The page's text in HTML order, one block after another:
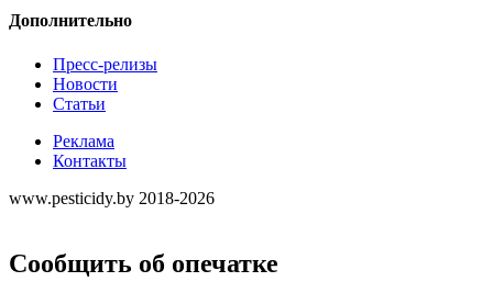
Дополнительно
Пресс-релизы
Новости
Статьи
Реклама
Контакты
www.pesticidy.by 2018-2026
Сообщить об опечатке